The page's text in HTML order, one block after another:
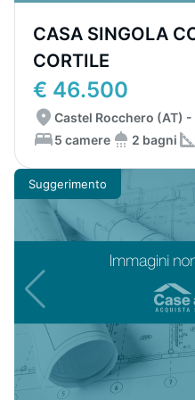
CASA SINGOLA
CORTILE
€ 46.500
Castel Rocchero (AT) -
5 camere
2 bagni
Suggerimento